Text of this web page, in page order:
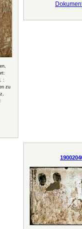
:
zu